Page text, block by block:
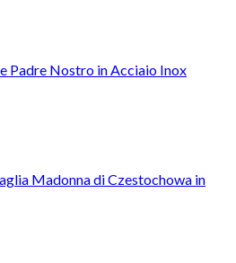
Padre Nostro in Acciaio Inox
Madonna di Czestochowa in